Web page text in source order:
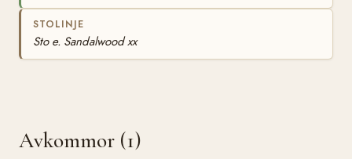
STOLINJE
Sto e. Sandalwood xx
Avkommor (1)